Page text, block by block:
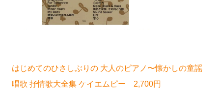
はじめてのひさしぶりの 大人のピアノ〜懐かしの童謡
唱歌 抒情歌大全集 ケイエムピー 2,700円